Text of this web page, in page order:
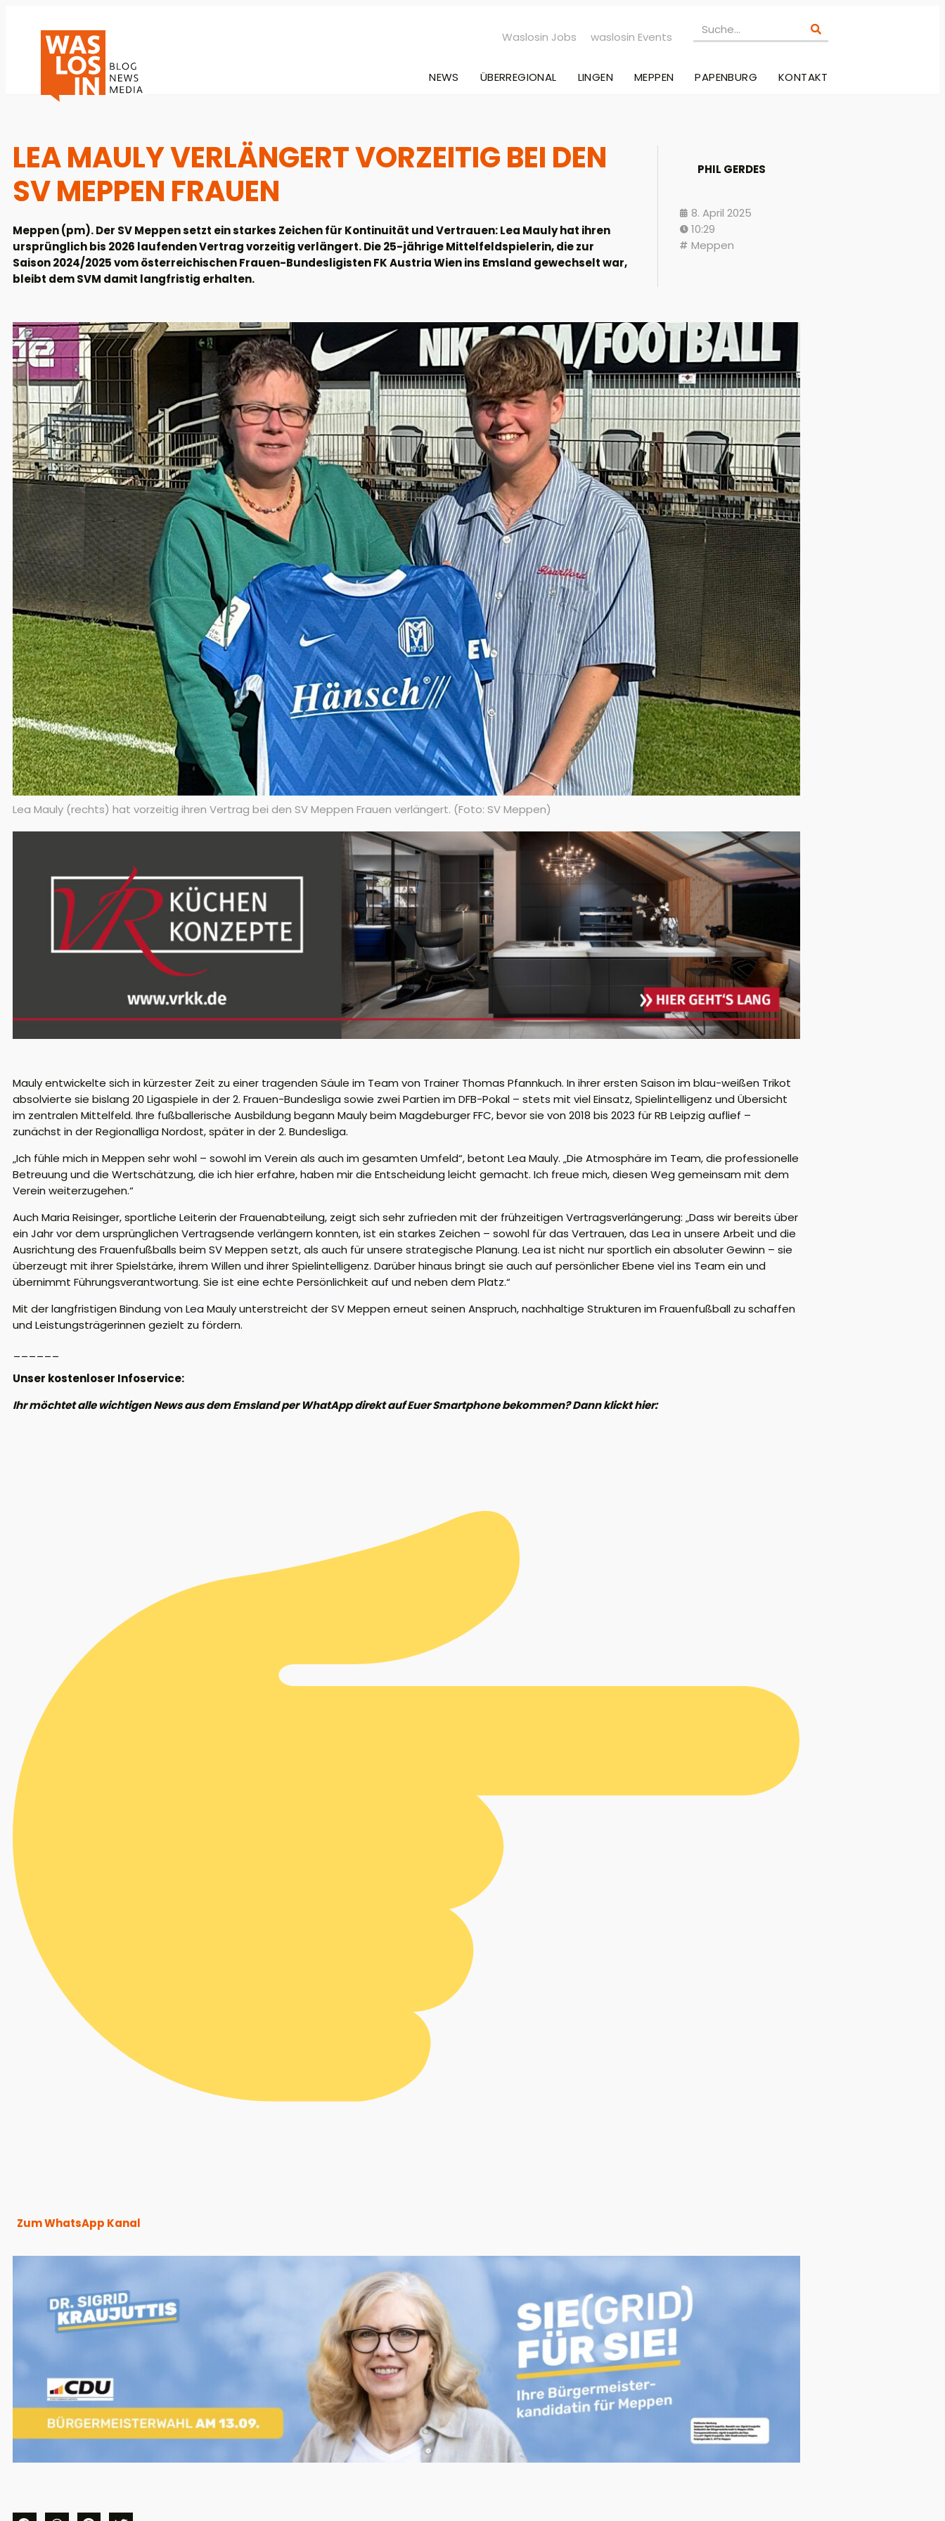
Waslosin Jobs waslosin Events
NEWS ÜBERREGIONAL LINGEN MEPPEN PAPENBURG KONTAKT
LEA MAULY VERLÄNGERT VORZEITIG BEI DEN
SV MEPPEN FRAUEN
Meppen (pm). Der SV Meppen setzt ein starkes Zeichen für Kontinuität und Vertrauen: Lea Mauly hat ihren
ursprünglich bis 2026 laufenden Vertrag vorzeitig verlängert. Die 25-jährige Mittelfeldspielerin, die zur
Saison 2024/2025 vom österreichischen Frauen-Bundesligisten FK Austria Wien ins Emsland gewechselt war,
bleibt dem SVM damit langfristig erhalten.
PHIL GERDES
8. April 2025
10:29
Meppen
Lea Mauly (rechts) hat vorzeitig ihren Vertrag bei den SV Meppen Frauen verlängert. (Foto: SV Meppen)
Mauly entwickelte sich in kürzester Zeit zu einer tragenden Säule im Team von Trainer Thomas Pfannkuch. In ihrer ersten Saison im blau-weißen Trikot
absolvierte sie bislang 20 Ligaspiele in der 2. Frauen-Bundesliga sowie zwei Partien im DFB-Pokal – stets mit viel Einsatz, Spielintelligenz und Übersicht
im zentralen Mittelfeld. Ihre fußballerische Ausbildung begann Mauly beim Magdeburger FFC, bevor sie von 2018 bis 2023 für RB Leipzig auflief –
zunächst in der Regionalliga Nordost, später in der 2. Bundesliga.
„Ich fühle mich in Meppen sehr wohl – sowohl im Verein als auch im gesamten Umfeld“, betont Lea Mauly. „Die Atmosphäre im Team, die professionelle
Betreuung und die Wertschätzung, die ich hier erfahre, haben mir die Entscheidung leicht gemacht. Ich freue mich, diesen Weg gemeinsam mit dem
Verein weiterzugehen.“
Auch Maria Reisinger, sportliche Leiterin der Frauenabteilung, zeigt sich sehr zufrieden mit der frühzeitigen Vertragsverlängerung: „Dass wir bereits über
ein Jahr vor dem ursprünglichen Vertragsende verlängern konnten, ist ein starkes Zeichen – sowohl für das Vertrauen, das Lea in unsere Arbeit und die
Ausrichtung des Frauenfußballs beim SV Meppen setzt, als auch für unsere strategische Planung. Lea ist nicht nur sportlich ein absoluter Gewinn – sie
überzeugt mit ihrer Spielstärke, ihrem Willen und ihrer Spielintelligenz. Darüber hinaus bringt sie auch auf persönlicher Ebene viel ins Team ein und
übernimmt Führungsverantwortung. Sie ist eine echte Persönlichkeit auf und neben dem Platz.“
Mit der langfristigen Bindung von Lea Mauly unterstreicht der SV Meppen erneut seinen Anspruch, nachhaltige Strukturen im Frauenfußball zu schaffen
und Leistungsträgerinnen gezielt zu fördern.
Unser kostenloser Infoservice:
Ihr möchtet alle wichtigen News aus dem Emsland per WhatApp direkt auf Euer Smartphone bekommen? Dann klickt hier:
Zum WhatsApp Kanal